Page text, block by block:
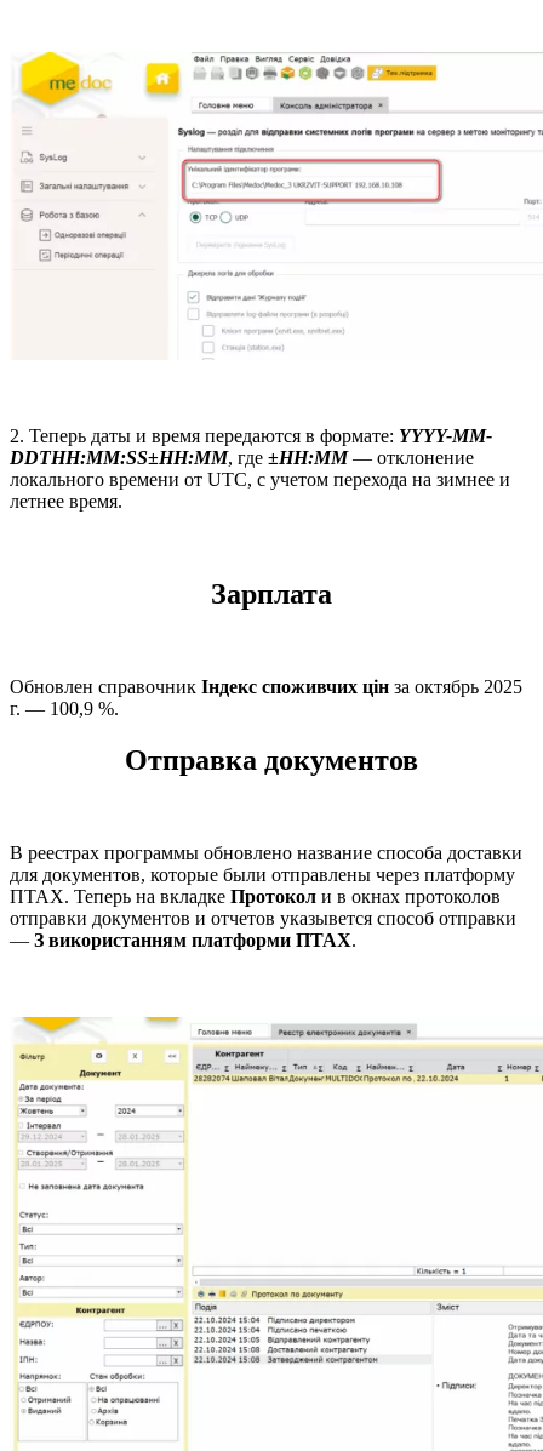
2. Теперь даты и время передаются в формате: YYYY-MM-
DDTHH:MM:SS±HH:MM, где ±HH:MM— отклонение
локального времени от UTC, с учетом перехода на зимнее и
летнее время.
Зарплата
Обновлен справочник Індекс споживчих цін за октябрь 2025
г. — 100,9 %.
Отправка документов
В реестрах программы обновлено название способа доставки
для документов, которые были отправлены через платформу
ПТАХ. Теперь на вкладке Протокол и в окнах протоколов
отправки документов и отчетов указывется способ отправки
— З використанням платформи ПТАХ.